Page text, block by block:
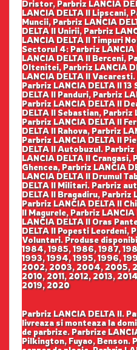
Dristor, Parbriz LANCIA
LANCIA DELTA II Lipscani,
Muncii, Parbriz LANCIA
DELTA II Unirii, Parbriz
LANCIA DELTA II Timpuri
Sectorul 4: Parbriz LANCIA
LANCIA DELTA II Berceni,
Oltenitei, Parbriz LANCIA
LANCIA DELTA II
Parbriz LANCIA DELTA II
DELTA II Panduri, Parbriz
Parbriz LANCIA DELTA II
DELTA II Sebastian, Parbriz
Parbriz LANCIA DELTA II
DELTA II Rahova, Parbriz
Parbriz LANCIA DELTA II
DELTA II Autobuzul.
LANCIA DELTA II Crangasi,
Ghencea, Parbriz LANCIA
LANCIA DELTA II Drumul
DELTA II Militari. Parbriz
DELTA II Bragadiru, Parbriz
Parbriz LANCIA DELTA II
II Magurele, Parbriz
LANCIA DELTA II Oras
DELTA II Popesti Leordeni,
Voluntari. Produse
1984, 1985, 1986, 1987,
1993, 1994, 1995, 1996,
2002, 2003, 2004, 2005,
2010, 2011, 2012, 2013,
2019, 2020
Parbriz LANCIA DELTA II.
livreaza si monteaza la
de parbrize. Parbrize
Pilkington, Fuyao, Benson.